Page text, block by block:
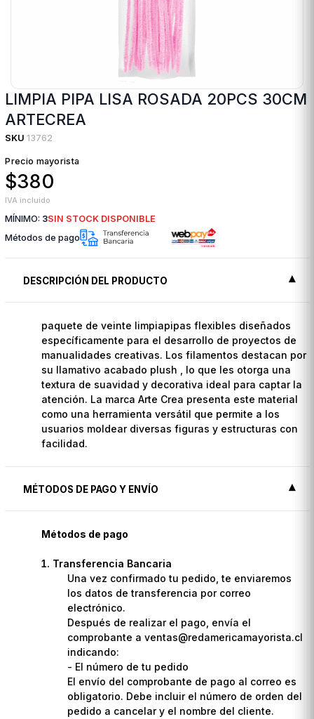
LIMPIA PIPA LISA ROSADA 20PCS 30CM
ARTECREA
SKU 13762
Precio mayorista
$380
IVA incluido
MÍNIMO: 3SIN STOCK DISPONIBLE
Métodos de pago
DESCRIPCIÓN DEL PRODUCTO
paquete de veinte limpiapipas flexibles diseñados
específicamente para el desarrollo de proyectos de
manualidades creativas. Los filamentos destacan por
su llamativo acabado plush , lo que les otorga una
textura de suavidad y decorativa ideal para captar la
atención. La marca Arte Crea presenta este material
como una herramienta versátil que permite a los
usuarios moldear diversas figuras y estructuras con
facilidad.
MÉTODOS DE PAGO Y ENVÍO
Métodos de pago
Transferencia Bancaria
Una vez confirmado tu pedido, te enviaremos
los datos de transferencia por correo
electrónico.
Después de realizar el pago, envía el
comprobante a ventas@redamericamayorista.cl
indicando:
- El número de tu pedido
El envío del comprobante de pago al correo es
obligatorio. Debe incluir el número de orden del
pedido a cancelar y el nombre del cliente.